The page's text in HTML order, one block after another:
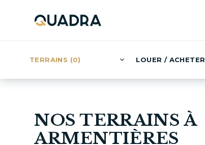
TERRAINS (0) LOUER / ACHETER
NOS TERRAINS À
ARMENTIÈRES